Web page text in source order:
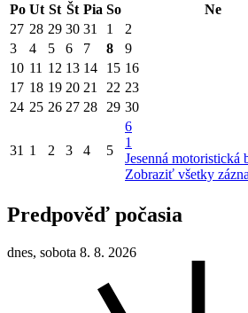
Po Ut St Št Pia So
Ne
27 28 29 30 31 1
2
3
4 5 6 7 8
9
10 11 12 13 14 15 16
17 18 19 20 21 22 23
24 25 26 27 28 29 30
31 1 2 3 4 5
6
1
Jesenná motoristická
Zobraziť všetky
Predpověď počasia
dnes, sobota 8. 8. 2026